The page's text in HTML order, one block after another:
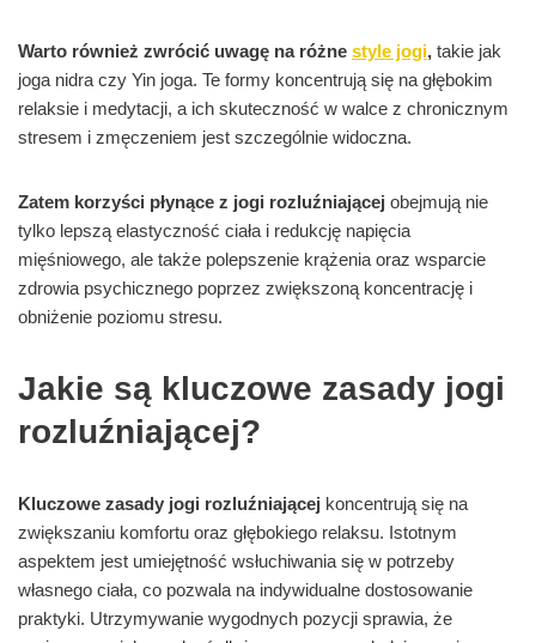
Warto również zwrócić uwagę na różne style jogi, takie jak
joga nidra czy Yin joga. Te formy koncentrują się na głębokim
relaksie i medytacji, a ich skuteczność w walce z chronicznym
stresem i zmęczeniem jest szczególnie widoczna.
Zatem korzyści płynące z jogi rozluźniającej obejmują nie
tylko lepszą elastyczność ciała i redukcję napięcia
mięśniowego, ale także polepszenie krążenia oraz wsparcie
zdrowia psychicznego poprzez zwiększoną koncentrację i
obniżenie poziomu stresu.
Jakie są kluczowe zasady jogi
rozluźniającej?
Kluczowe zasady jogi rozluźniającej koncentrują się na
zwiększaniu komfortu oraz głębokiego relaksu. Istotnym
aspektem jest umiejętność wsłuchiwania się w potrzeby
własnego ciała, co pozwala na indywidualne dostosowanie
praktyki. Utrzymywanie wygodnych pozycji sprawia, że